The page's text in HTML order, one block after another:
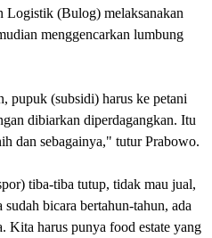
Logistik (Bulog) melaksanakan
menggencarkan lumbung
pupuk (subsidi) harus ke petani
dibiarkan diperdagangkan. Itu
dan sebagainya," tutur Prabowo.
tiba-tiba tutup, tidak mau jual,
bicara bertahun-tahun, ada
Kita harus punya food estate yang